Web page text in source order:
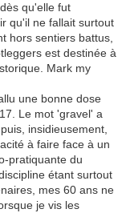
qu'elle fut
qu'il ne fallait surtout
hors sentiers battus,
est destinée à
Mark my
une bonne dose
Le mot 'gravel' a
insidieusement,
à faire face à un
pratiquante du
étant surtout
mes 60 ans ne
je vis les